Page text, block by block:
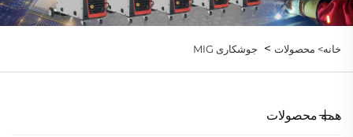
خانه> محصولات > جوشکاری MIG
همه محصولات